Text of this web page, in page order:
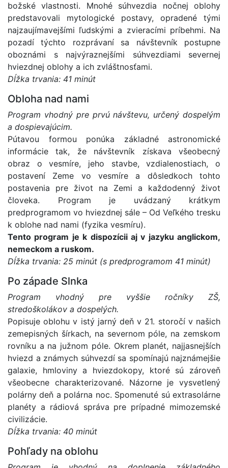
božské vlastnosti. Mnohé súhvezdia nočnej oblohy
predstavovali mytologické postavy, opradené tými
najzaujímavejšími ľudskými a zvieracími príbehmi. Na
pozadí týchto rozprávaní sa návštevník postupne
oboznámi s najvýraznejšími súhvezdiami severnej
hviezdnej oblohy a ich zvláštnosťami.
Dĺžka trvania: 41 minút
Obloha nad nami
Program vhodný pre prvú návštevu, určený dospelým
a dospievajúcim.
Pútavou formou ponúka základné astronomické
informácie tak, že návštevník získava všeobecný
obraz o vesmíre, jeho stavbe, vzdialenostiach, o
postavení Zeme vo vesmíre a dôsledkoch tohto
postavenia pre život na Zemi a každodenný život
človeka. Program je uvádzaný krátkym
predprogramom vo hviezdnej sále – Od Veľkého tresku
k oblohe nad nami (fyzika vesmíru).
Tento program je k dispozícii aj v jazyku anglickom,
nemeckom a ruskom.
Dĺžka trvania: 25 minút (s predprogramom 41 minút)
Po západe Slnka
Program vhodný pre vyššie ročníky ZŠ,
stredoškolákov a dospelých.
Popisuje oblohu v istý jarný deň v 21. storočí v našich
zemepisných šírkach, na severnom póle, na zemskom
rovníku a na južnom póle. Okrem planét, najjasnejších
hviezd a známych súhvezdí sa spomínajú najznámejšie
galaxie, hmloviny a hviezdokopy, ktoré sú zároveň
všeobecne charakterizované. Názorne je vysvetlený
polárny deň a polárna noc. Spomenuté sú extrasolárne
planéty a rádiová správa pre prípadné mimozemské
civilizácie.
Dĺžka trvania: 40 minút
Pohľady na oblohu